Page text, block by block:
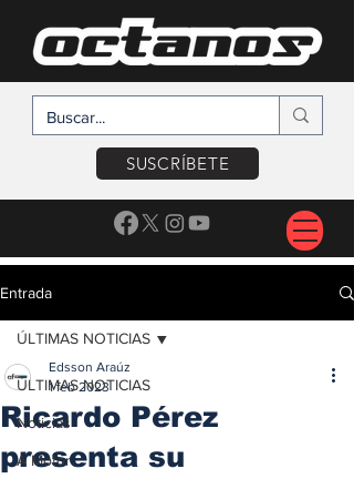
SUSCRÍBETE
Entrada
ÚLTIMAS NOTICIAS
Noticias
A Motor
ÚLTIMAS NOTICIAS
Ricardo Pérez
presenta su
Edsson Araúz
1 feb 2023